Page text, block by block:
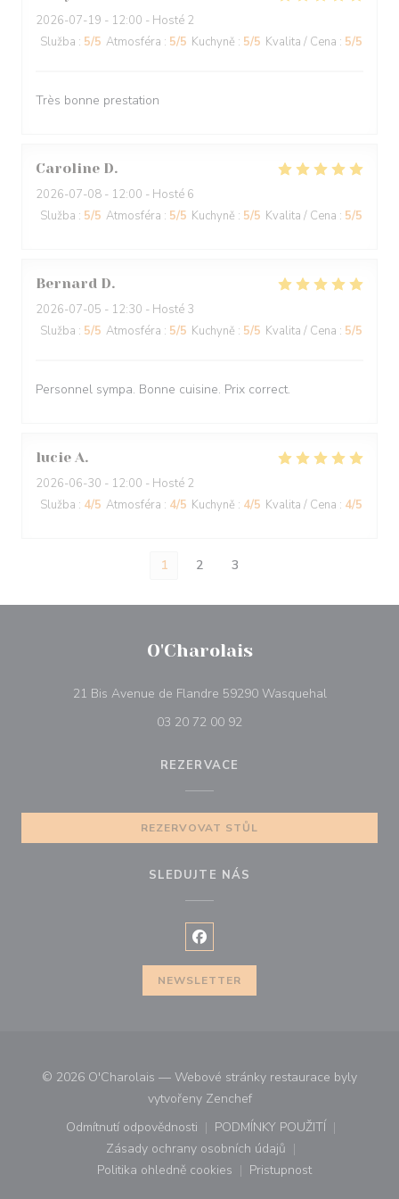
2026-07-19 - 12:00 - Hosté 2
Služba : 5/5 Atmosféra : 5/5 Kuchyně : 5/5 Kvalita / Cena : 5/5
Très bonne prestation
Caroline D
2026-07-08 - 12:00 - Hosté 6
Služba : 5/5 Atmosféra : 5/5 Kuchyně : 5/5 Kvalita / Cena : 5/5
Bernard D
2026-07-05 - 12:30 - Hosté 3
Služba : 5/5 Atmosféra : 5/5 Kuchyně : 5/5 Kvalita / Cena : 5/5
Personnel sympa. Bonne cuisine. Prix correct.
lucie A
2026-06-30 - 12:00 - Hosté 2
Služba : 4/5 Atmosféra : 4/5 Kuchyně : 4/5 Kvalita / Cena : 4/5
1 2 3
O'Charolais
21 Bis Avenue de Flandre 59290 Wasquehal((otevře se v
03 20 72 00 92
REZERVACE
REZERVOVAT STŮL
SLEDUJTE NÁS
Facebook ((otevře se v novém
NEWSLETTER
© 2026 O'Charolais — Webové stránky restaurace byly
vytvořeny Zenchef((otevře se v novém okně))
Odmítnutí odpovědnosti
((otevře se v novém okně))
PODMÍNKY POUŽITÍ
((otevře se v novém
Zásady ochrany osobních údajů
((otevře se v novém okně))
Politika ohledně cookies
((otevře se v novém okně))
Pristupnost
((otevře se v novém